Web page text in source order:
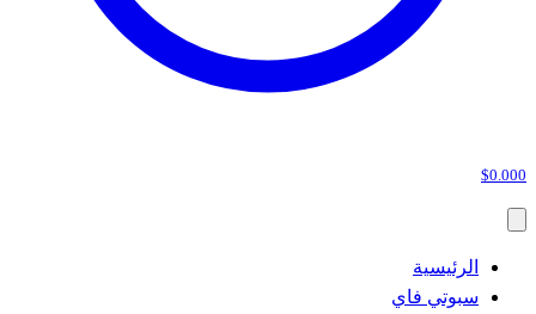
$0.000
الرئيسية
سبوتي فاي